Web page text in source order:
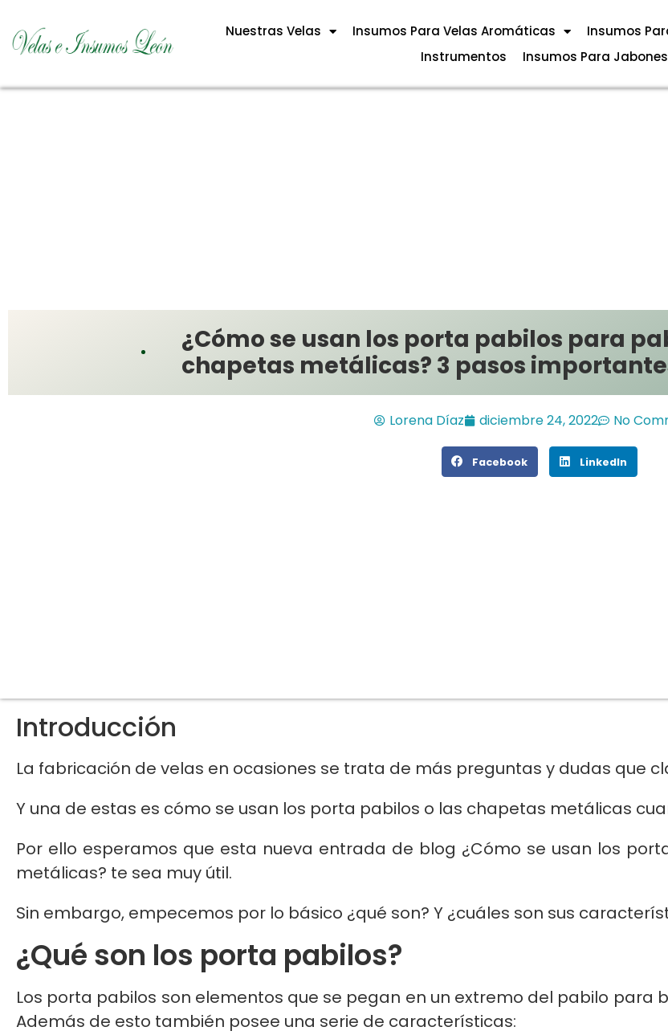
Nuestras Velas Insumos Para Velas Aromáticas Insumos
Instrumentos
Insumos Para Jabones
¿Cómo se usan los porta pabilos para
chapetas metálicas? 3 pasos
Lorena Díaz diciembre 24, 2022 No
Facebook LinkedIn
Introducción
La fabricación de velas en ocasiones se trata de más preguntas y dudas que
Y una de estas es cómo se usan los porta pabilos o las chapetas metálicas
Por ello esperamos que esta nueva entrada de blog ¿Cómo se usan los
metálicas? te sea muy útil.
Sin embargo, empecemos por lo básico ¿qué son? Y ¿cuáles son sus
¿Qué son los porta pabilos?
Los porta pabilos son elementos que se pegan en un extremo del pabilo
Además de esto también posee una serie de características: